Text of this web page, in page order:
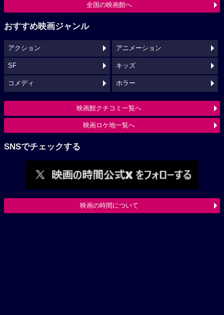
全国の映画館へ
おすすめ映画ジャンル
アクション アニメーション
SF キッズ
コメディ ホラー
映画館クチコミ一覧へ
映画ロケ地一覧へ
SNSでチェックする
映画の時間について